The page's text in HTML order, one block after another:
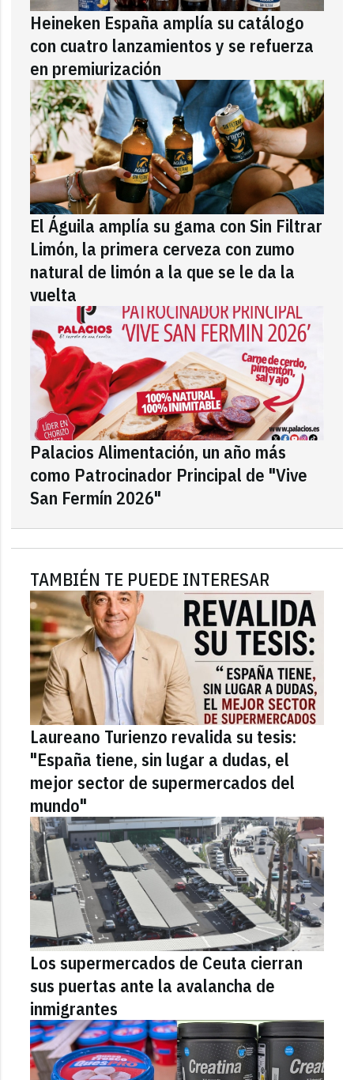
Heineken España amplía su catálogo
con cuatro lanzamientos y se refuerza
en premiurización
El Águila amplía su gama con Sin Filtrar
Limón, la primera cerveza con zumo
natural de limón a la que se le da la
vuelta
Palacios Alimentación, un año más
como Patrocinador Principal de "Vive
San Fermín 2026"
TAMBIÉN TE PUEDE INTERESAR
Laureano Turienzo revalida su tesis:
"España tiene, sin lugar a dudas, el
mejor sector de supermercados del
mundo"
Los supermercados de Ceuta cierran
sus puertas ante la avalancha de
inmigrantes